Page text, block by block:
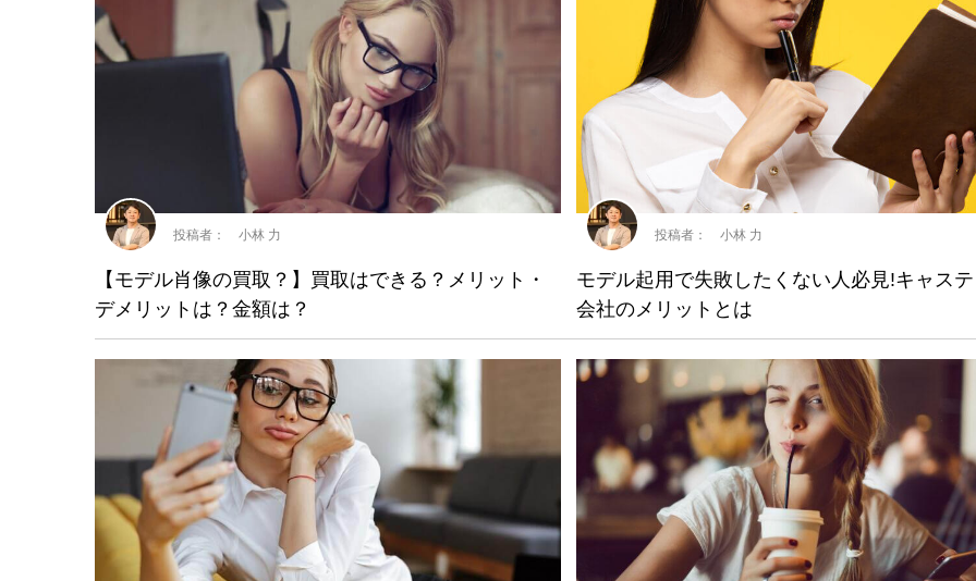
【モデル肖像の買取？】買取はできる？メリット・
デメリットは？金額は？
投稿者： 小林 力
モデル起用で失敗したくない人必見!キャス
会社のメリットとは
投稿者： 小林 力